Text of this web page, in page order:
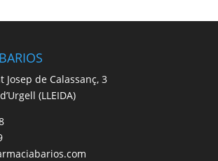
Josep de Calassanç, 3
(LLEIDA)